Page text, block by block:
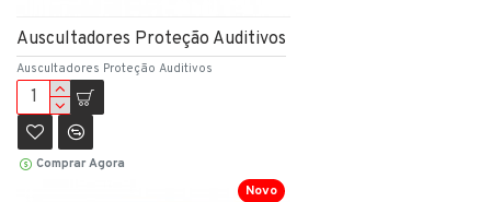
Auscultadores Proteção Auditivos
Auscultadores Proteção Auditivos
Comprar Agora
Novo